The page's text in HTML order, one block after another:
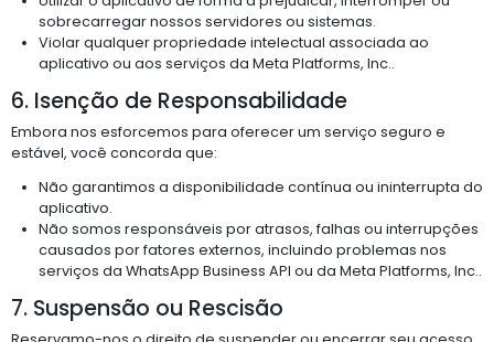
sobrecarregar nossos servidores ou sistemas.
Violar qualquer propriedade intelectual associada ao
aplicativo ou aos serviços da Meta Platforms, Inc..
6. Isenção de Responsabilidade
Embora nos esforcemos para oferecer um serviço seguro e
estável, você concorda que:
Não garantimos a disponibilidade contínua ou ininterrupta do
aplicativo.
Não somos responsáveis por atrasos, falhas ou interrupções
causados por fatores externos, incluindo problemas nos
serviços da WhatsApp Business API ou da Meta Platforms, Inc..
7. Suspensão ou Rescisão